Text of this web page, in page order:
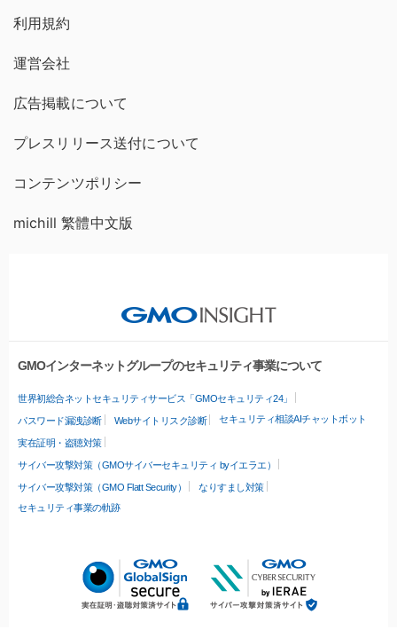
利用規約
運営会社
広告掲載について
プレスリリース送付について
コンテンツポリシー
michill 繁體中文版
GMOインターネットグループのセキュリティ事業について
世界初総合ネットセキュリティサービス「GMOセキュリティ24」
パスワード漏洩診断 Webサイトリスク診断 セキュリティ相談AIチャットボット
実在証明・盗聴対策
サイバー攻撃対策（GMOサイバーセキュリティ byイエラエ）
サイバー攻撃対策（GMO Flatt Security）
なりすまし対策
セキュリティ事業の軌跡